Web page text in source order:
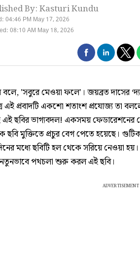
By: Kasturi Kundu
04:46 PM May 17, 2026
08:10 AM May 18, 2026
'সবুরে মেওয়া ফলে'। জয়ব্রত দাসের
এই প্রবাদটি একশো শতাংশ প্রযোজ্য তা
ছবির ভাগ্যবদল! একসময় ফেডারেশনের
মুক্তিতে প্রচুর বেগ পেতে হয়েছে।
মধ্যে ছবিটি হল থেকে সরিয়ে নেওয়া
নতুনভাবে পথচলা শুরু করল এই ছবি।
ADVERTISEMENT